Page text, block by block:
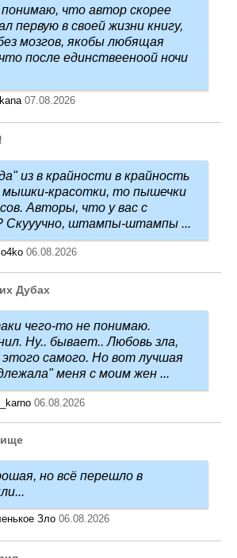
что автор скорее
первую в своей жизни книгу,
мозгов, якобы любящая
после единствееноой ночи
07.08.2026
из в крайности в крайность
мышки-красотки, то пышечки
Авторы, что у вас с
Скууучно, штампы-штампы ...
06.08.2026
Дубах
чего-то не понимаю.
Ну.. бывает.. Любовь зла,
самого. Но вот лучшая
меня с моим жен ...
06.08.2026
но всё перешло в
Зло 06.08.2026